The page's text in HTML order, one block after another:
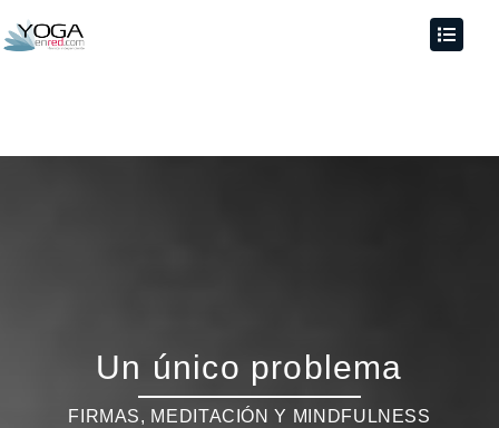
Un único problema
FIRMAS, MEDITACIÓN Y MINDFULNESS